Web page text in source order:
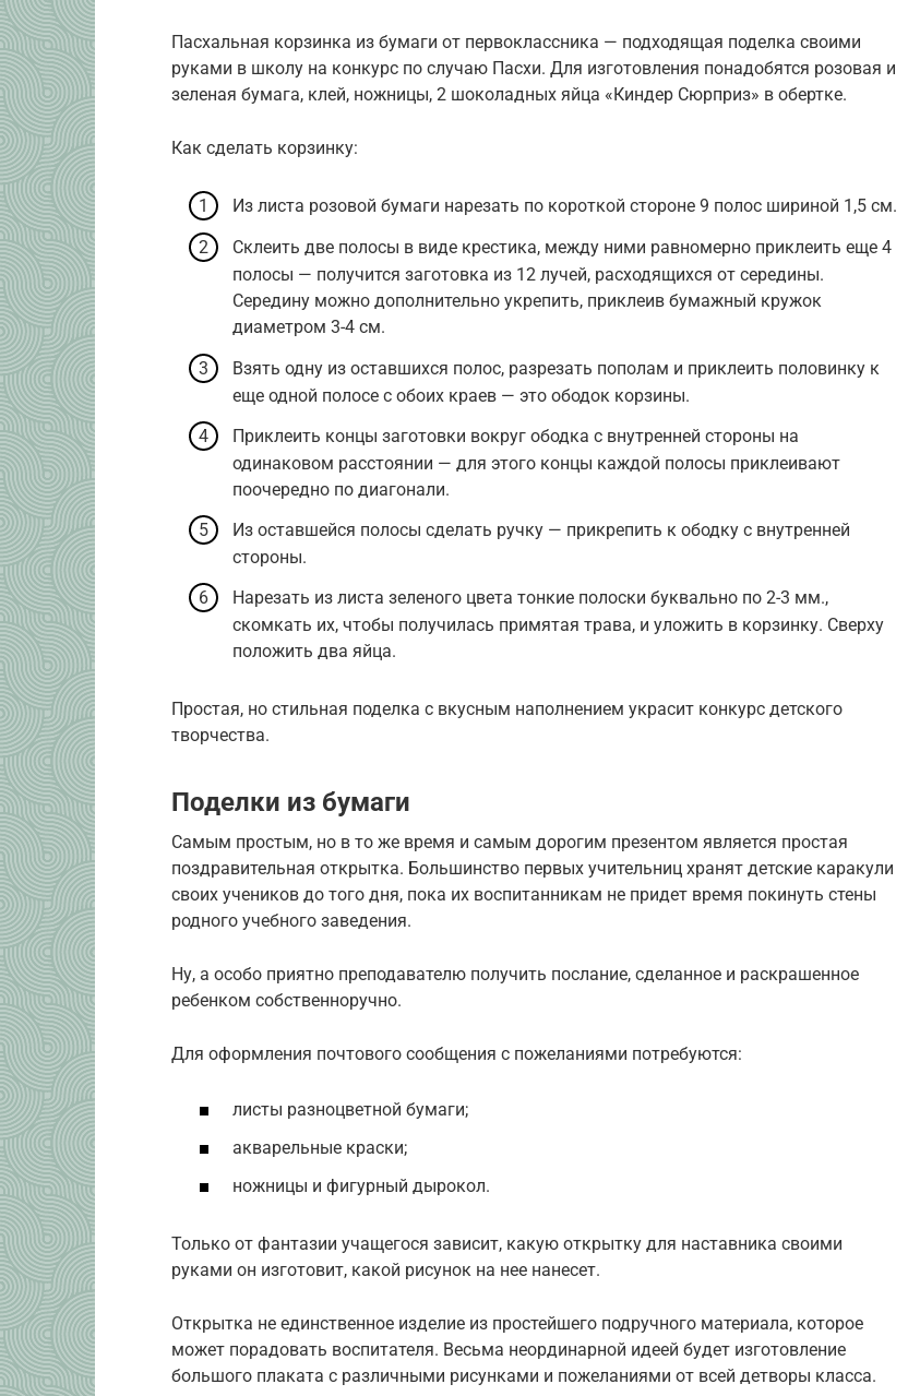
Пасхальная корзинка из бумаги от первоклассника — подходящая поделка своими
руками в школу на конкурс по случаю Пасхи. Для изготовления понадобятся розовая и
зеленая бумага, клей, ножницы, 2 шоколадных яйца «Киндер Сюрприз» в обертке.
Как сделать корзинку:
Из листа розовой бумаги нарезать по короткой стороне 9 полос шириной 1,5 см.
Склеить две полосы в виде крестика, между ними равномерно приклеить еще 4
полосы — получится заготовка из 12 лучей, расходящихся от середины.
Середину можно дополнительно укрепить, приклеив бумажный кружок
диаметром 3-4 см.
Взять одну из оставшихся полос, разрезать пополам и приклеить половинку к
еще одной полосе с обоих краев — это ободок корзины.
Приклеить концы заготовки вокруг ободка с внутренней стороны на
одинаковом расстоянии — для этого концы каждой полосы приклеивают
поочередно по диагонали.
Из оставшейся полосы сделать ручку — прикрепить к ободку с внутренней
стороны.
Нарезать из листа зеленого цвета тонкие полоски буквально по 2-3 мм.,
скомкать их, чтобы получилась примятая трава, и уложить в корзинку. Сверху
положить два яйца.
Простая, но стильная поделка с вкусным наполнением украсит конкурс детского
творчества.
Поделки из бумаги
Самым простым, но в то же время и самым дорогим презентом является простая
поздравительная открытка. Большинство первых учительниц хранят детские каракули
своих учеников до того дня, пока их воспитанникам не придет время покинуть стены
родного учебного заведения.
Ну, а особо приятно преподавателю получить послание, сделанное и раскрашенное
ребенком собственноручно.
Для оформления почтового сообщения с пожеланиями потребуются:
листы разноцветной бумаги;
акварельные краски;
ножницы и фигурный дырокол.
Только от фантазии учащегося зависит, какую открытку для наставника своими
руками он изготовит, какой рисунок на нее нанесет.
Открытка не единственное изделие из простейшего подручного материала, которое
может порадовать воспитателя. Весьма неординарной идеей будет изготовление
большого плаката с различными рисунками и пожеланиями от всей детворы класса.